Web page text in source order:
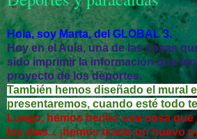
Hola, soy Marta, del GLOBAL 3.
Hoy en el Aula, una de las cosas
sido imprimir la información que
proyecto de los deportes.
También hemos diseñado el mural
presentaremos, cuando esté todo
Luego, hemos hecho una cosa
los días... ¡hemos tirado un huevo